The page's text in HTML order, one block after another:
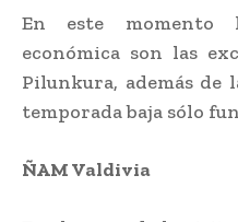
En este momento
económica son las
Pilunkura, además de
temporada baja sólo
ÑAM Valdivia